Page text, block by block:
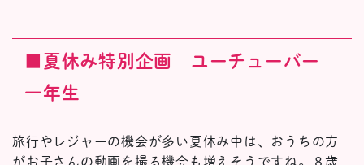
■夏休み特別企画 ユーチューバー
一年生
旅行やレジャーの機会が多い夏休み中は、おうちの方
がお子さんの動画を撮る機会も増えそうですね。８歳